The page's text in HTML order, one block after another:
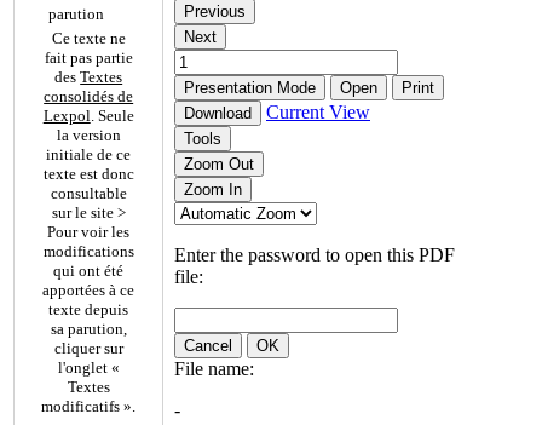
parution
Ce texte ne
fait pas partie
desTextes
consolidés de
Lexpol . Seule
la version
initiale de ce
texte est donc
consultable
sur le site >
Pour voir les
modifications
qui ont été
apportées à ce
texte depuis
sa parution,
cliquer sur
l'onglet «
Textes
modificatifs ».
Previous
Next
Presentation Mode Open
Print
Download
Current View
Tools
Zoom Out
Zoom In
Enter the password to open this PDF
file:
Cancel OK
File name:
-